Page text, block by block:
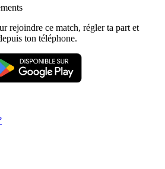
rejoindre ce match, régler ta part et
ton téléphone.